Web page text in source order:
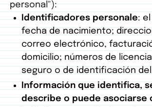
personal"):
Identificadores personale:
fecha de nacimiento;
correo electrónico,
domicilio; números de
seguro o de identificación
Información que identifica,
describe o puede asociarse